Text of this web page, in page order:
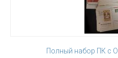
Полный набор ПК с